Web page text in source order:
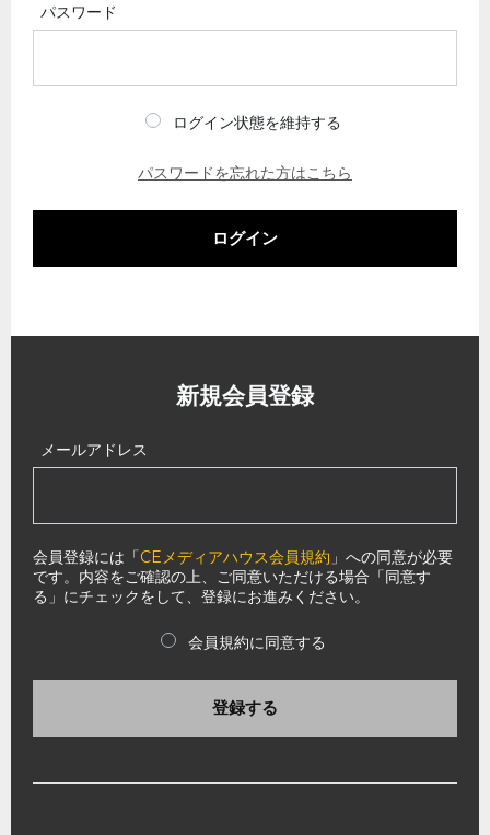
パスワード
ログイン状態を維持する
パスワードを忘れた方はこちら
ログイン
新規会員登録
メールアドレス
会員登録には「CEメディアハウス会員規約 」への同意が必要
です。内容をご確認の上、ご同意いただける場合「同意す
る」にチェックをして、登録にお進みください。
会員規約に同意する
登録する